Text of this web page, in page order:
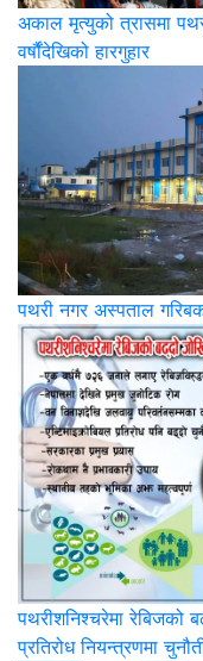
अकाल मृत्युको त्रासमा
वर्षौंदेखिको हारगुहार
पथरी नगर अस्पताल
पथरीशनिश्‍चरेमा रेबिजको
प्रतिरोध नियन्त्रणमा